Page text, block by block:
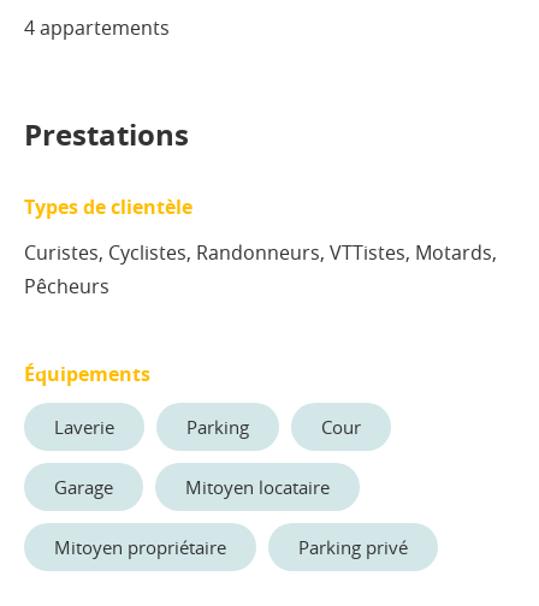
4 appartements
Prestations
Types de clientèle
Curistes, Cyclistes, Randonneurs, VTTistes, Motards,
Pêcheurs
Équipements
Laverie Parking Cour
Garage Mitoyen locataire
Mitoyen propriétaire Parking privé